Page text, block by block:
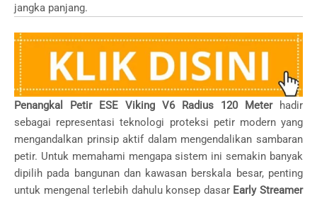
jangka panjang.
Penangkal Petir ESE Viking V6 Radius 120 Meterhadir
sebagai representasi teknologi proteksi petir modern yang
mengandalkan prinsip aktif dalam mengendalikan sambaran
petir. Untuk memahami mengapa sistem ini semakin banyak
dipilih pada bangunan dan kawasan berskala besar, penting
untuk mengenal terlebih dahulu konsep dasar Early Streamer